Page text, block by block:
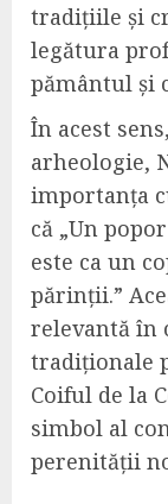
tradițiile și
legătura
pământul și
În acest
arheologie,
importanța
că „Un
este ca un
părinții.”
relevantă în
tradiționale
Coiful de la
simbol al
perenității